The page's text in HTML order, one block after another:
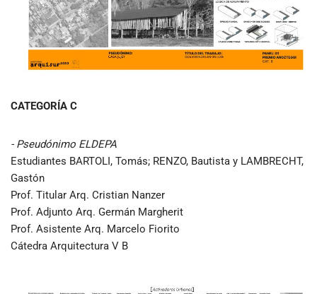
CATEGORÍA C
- Pseudónimo ELDEPA
Estudiantes BARTOLI, Tomás; RENZO, Bautista y LAMBRECHT,
Gastón
Prof. Titular Arq. Cristian Nanzer
Prof. Adjunto Arq. Germán Margherit
Prof. Asistente Arq. Marcelo Fiorito
Cátedra Arquitectura V B